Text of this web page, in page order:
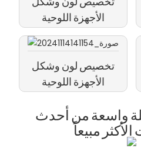
الأجهزة اللوحية
تخصيص لون وشكل
الأجهزة اللوحية
واسعة من أحدث
مبيعاً